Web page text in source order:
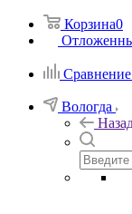
Корзина0
Сравнение
Вологда